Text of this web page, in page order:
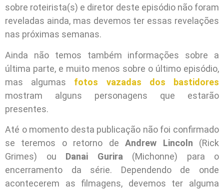
sobre roteirista(s) e diretor deste episódio não foram
reveladas ainda, mas devemos ter essas revelações
nas próximas semanas.
Ainda não temos também informações sobre a
última parte, e muito menos sobre o último episódio,
mas algumas fotos vazadas dos bastidores
mostram alguns personagens que estarão
presentes.
Até o momento desta publicação não foi confirmado
se teremos o retorno deAndrew Lincoln (Rick
Grimes) ou Danai Gurira (Michonne) para o
encerramento da série. Dependendo de onde
acontecerem as filmagens, devemos ter alguma